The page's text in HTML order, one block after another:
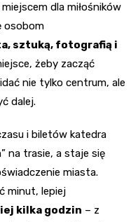
dla miłośników
osobom
sztuką, fotografią i
żeby zacząć
nie tylko centrum, ale
dalej.
i biletów katedra
na trasie, a staje się
miasta.
minut, lepiej
kilka godzin – z